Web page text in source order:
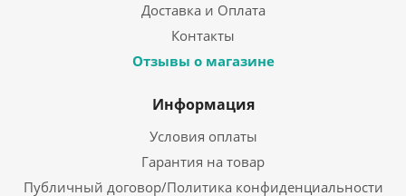
Доставка и Оплата
Контакты
Отзывы о магазине
Информация
Условия оплаты
Гарантия на товар
Публичный договор/Политика конфиденциальности